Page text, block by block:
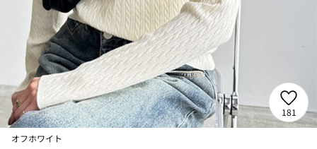
181
オフホワイト